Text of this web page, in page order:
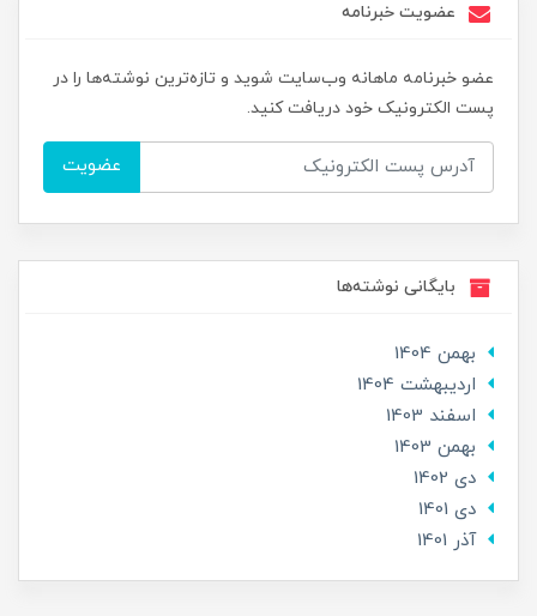
عضویت خبرنامه
عضو خبرنامه ماهانه وب‌سایت شوید و تازه‌ترین نوشته‌ها را در
پست الکترونیک خود دریافت کنید.
عضویت
بایگانی نوشته‌ها
بهمن 1404
ارديبهشت 1404
اسفند 1403
بهمن 1403
دی 1402
دی 1401
آذر 1401